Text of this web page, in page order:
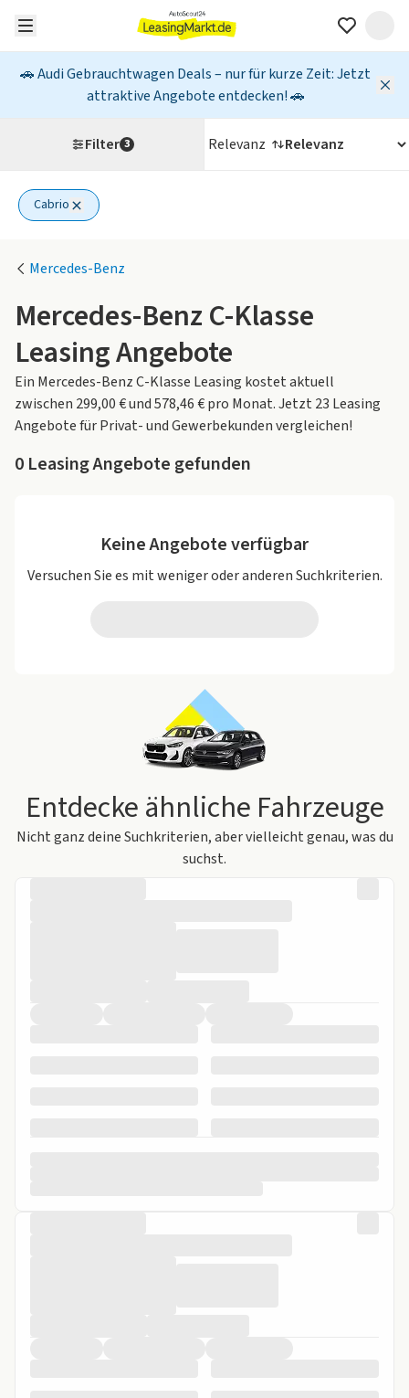
🚗 Audi Gebrauchtwagen Deals – nur für kurze Zeit: Jetzt
attraktive Angebote entdecken! 🚗
Mercedes-Benz
Mercedes-Benz C-Klasse
Leasing Angebote
Ein Mercedes-Benz C-Klasse Leasing kostet aktuell
zwischen 299,00 € und 578,46 € pro Monat. Jetzt 23 Leasing
Angebote für Privat- und Gewerbekunden vergleichen!
0 Leasing Angebote gefunden
Filter 3 Relevanz
Cabrio
1 aktiver Filter
Keine Angebote verfügbar
Versuchen Sie es mit weniger oder anderen Suchkriterien.
Entdecke ähnliche Fahrzeuge
Nicht ganz deine Suchkriterien, aber vielleicht genau, was du
suchst.